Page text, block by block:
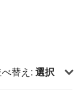
べ替え: 選択